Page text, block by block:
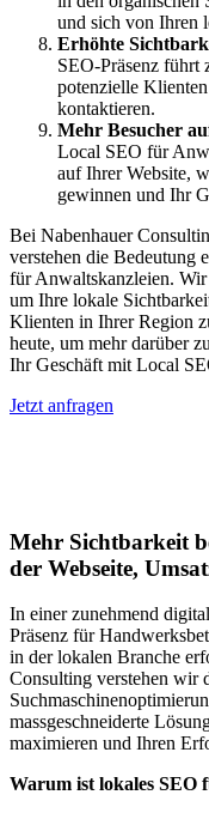
und sich von Ihren
Erhöhte
SEO-Präsenz führt
potenzielle
kontaktieren.
Mehr Besucher
Local SEO für
auf Ihrer Website,
gewinnen und Ihr
Bei Nabenhauer
verstehen die Bedeutung
für Anwaltskanzleien. Wir
um Ihre lokale
Klienten in Ihrer Region
heute, um mehr darüber
Ihr Geschäft mit Local
Jetzt anfragen
Mehr Sichtbarkeit
der Webseite,
In einer zunehmend
Präsenz für
in der lokalen Branche
Consulting verstehen wir
massgeschneiderte
maximieren und Ihren
Warum ist lokales SEO